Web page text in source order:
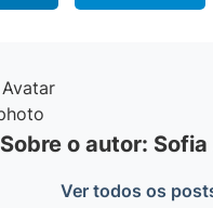
Sobre o autor:
Ver todos os